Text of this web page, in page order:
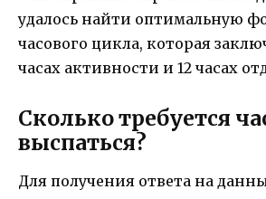
удалось найти оптимальную
часового цикла, которая
часах активности и 12 часах
Сколько требуется
выспаться?
Для получения ответа на